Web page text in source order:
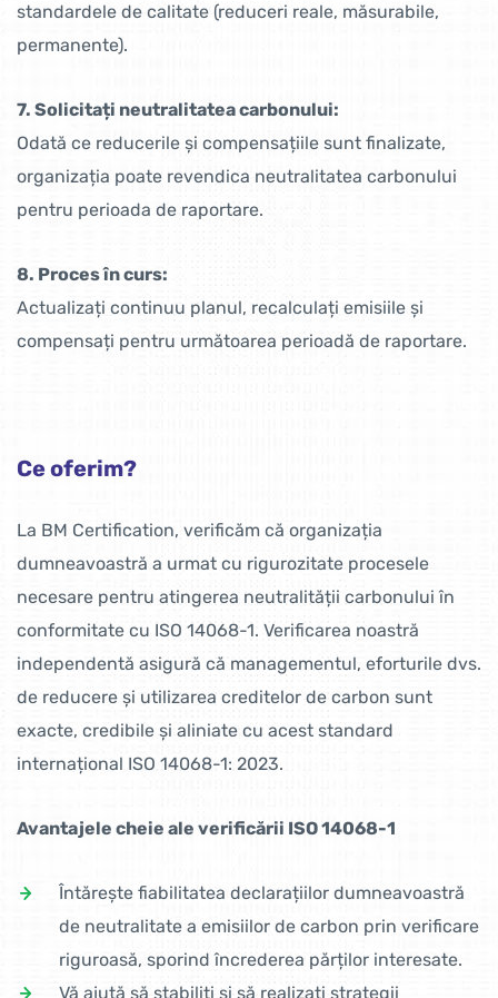
standardele de calitate (reduceri reale, măsurabile,
permanente).
7. Solicitați neutralitatea carbonului:
Odată ce reducerile și compensațiile sunt finalizate,
organizația poate revendica neutralitatea carbonului
pentru perioada de raportare.
8. Proces în curs:
Actualizați continuu planul, recalculați emisiile și
compensați pentru următoarea perioadă de raportare.
Ce oferim?
La BM Certification, verificăm că organizația
dumneavoastră a urmat cu rigurozitate procesele
necesare pentru atingerea neutralității carbonului în
conformitate cu ISO 14068-1. Verificarea noastră
independentă asigură că managementul, eforturile dvs.
de reducere și utilizarea creditelor de carbon sunt
exacte, credibile și aliniate cu acest standard
internațional ISO 14068-1: 2023.
Avantajele cheie ale verificării ISO 14068-1
Întărește fiabilitatea declarațiilor dumneavoastră
de neutralitate a emisiilor de carbon prin verificare
riguroasă, sporind încrederea părților interesate.
Vă ajută să stabiliți și să realizați strategii